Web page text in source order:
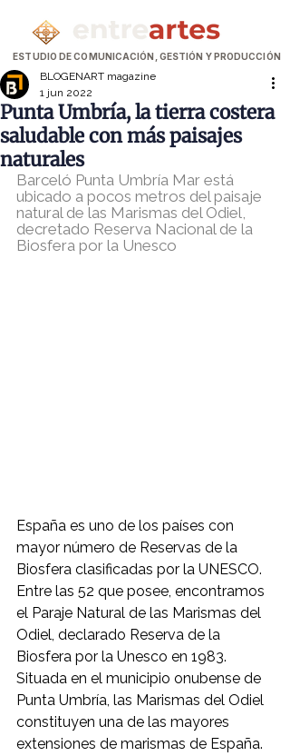
ESTUDIO DE COMUNICACIÓN, GESTIÓN Y PRODUCCIÓN
Punta Umbría, la tierra costera
saludable con más paisajes
naturales
BLOGENART magazine
1 jun 2022
Barceló Punta Umbría Mar está
ubicado a pocos metros del paisaje
natural de las Marismas del Odiel,
decretado Reserva Nacional de la
Biosfera por la Unesco
España es uno de los países con
mayor número de Reservas de la
Biosfera clasificadas por la UNESCO.
Entre las 52 que posee, encontramos
el Paraje Natural de las Marismas del
Odiel, declarado Reserva de la
Biosfera por la Unesco en 1983.
Situada en el municipio onubense de
Punta Umbría, las Marismas del Odiel
constituyen una de las mayores
extensiones de marismas de España.